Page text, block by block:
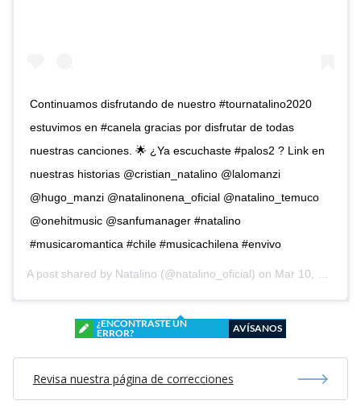
Continuamos disfrutando de nuestro #tournatalino2020
estuvimos en #canela gracias por disfrutar de todas
nuestras canciones. 🌟 ¿Ya escuchaste #palos2 ? Link en
nuestras historias @cristian_natalino @lalomanzi
@hugo_manzi @natalinonena_oficial @natalino_temuco
@onehitmusic @sanfumanager #natalino
#musicaromantica #chile #musicachilena #envivo
A post shared by Natalino (@natalino_oficial) on Mar 10, 2020 at 6:18pm PDT
¿ENCONTRASTE UN
ERROR?
AVÍSANOS
Revisa nuestra página de correcciones